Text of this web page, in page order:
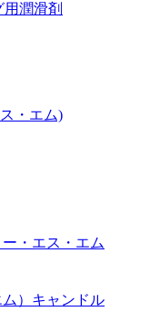
潤滑剤
・エム)
・エス・エム
）キャンドル